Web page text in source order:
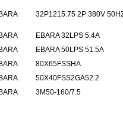
32P1215.75 2P 380V
EBARA 32LPS 5.4A
EBARA 50LPS 51.5A
80X65FSSHA
50X40FSS2GA52.2
3M50-160/7.5